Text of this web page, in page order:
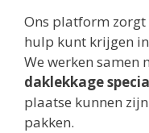
Ons platform
hulp kunt krijgen
We werken samen
daklekkage
plaatse kunnen
pakken.